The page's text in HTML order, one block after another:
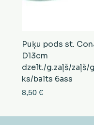
Puķu pods st.
D13cm
dzelt./g.zaļš/zaļš/
ks/balts 6ass
Cena
8,50 €